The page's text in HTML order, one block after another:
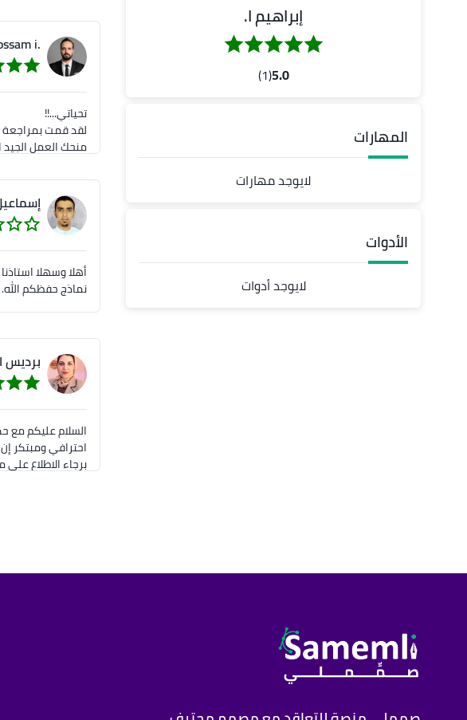
إبراهيم ا.
5.0
(1)
المهارات
لايوجد مهارات
الأدوات
لايوجد أدوات
.hossam i
حسام حسين
أهلا وسهلا
نماذج حفظكم الله.
برديس
برجاء الاطلاع